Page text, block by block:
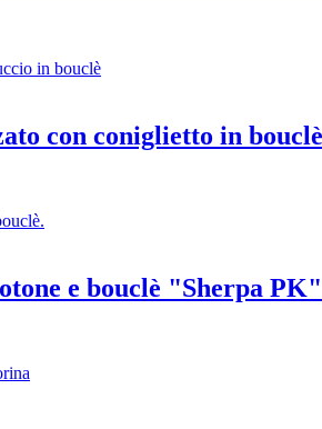
con coniglietto in
e bouclè "Sherpa PK"